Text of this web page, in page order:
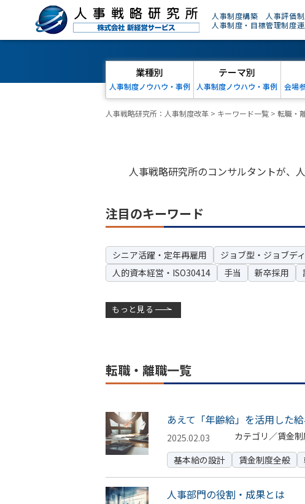
人事制度構築 人事評価
人事制度・目標管理制度
業種別
人事制度ノウハウ・事例
テーマ別
人事制度ノウハウ・事例 会場
人事戦略研究所：人事制度改革 > キーワード一覧 > 転職・
人事戦略研究所のコンサルタントが、
注目のキーワード
シニア活躍・定年再雇用 ジョブ型・ジョブデ
人的資本経営・ISO30414
手当 新卒採用
もっと見る
転職・離職一覧
あえて「年齢給」を活用した
2025.02.03 カテゴリ／賃金
基本給の設計 賃金制度全般
人事部門の役割・成果とは